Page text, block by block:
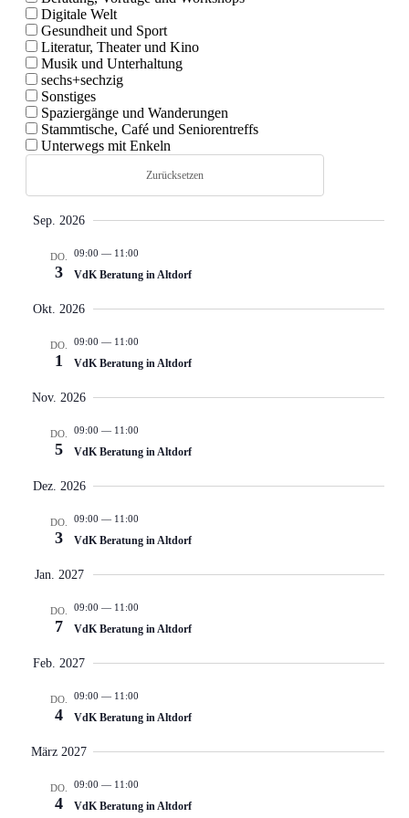
Dig­i­tale Welt
Gesund­heit und Sport
Lit­er­atur, The­ater und Kino
Musik und Unter­hal­tung
sechs+sechzig
Son­stiges
Spaziergänge und Wan­derun­gen
Stammtis­che, Café und Senioren­tr­e­ffs
Unter­wegs mit Enkeln
Zurücksetzen
Sep. 2026
DO.
3
09:00 — 11:00
VdK Beratung in Altdorf
Okt. 2026
DO.
1
09:00 — 11:00
VdK Beratung in Altdorf
Nov. 2026
DO.
5
09:00 — 11:00
VdK Beratung in Altdorf
Dez. 2026
DO.
3
09:00 — 11:00
VdK Beratung in Altdorf
Jan. 2027
DO.
7
09:00 — 11:00
VdK Beratung in Altdorf
Feb. 2027
DO.
4
09:00 — 11:00
VdK Beratung in Altdorf
März 2027
DO.
4
09:00 — 11:00
VdK Beratung in Altdorf